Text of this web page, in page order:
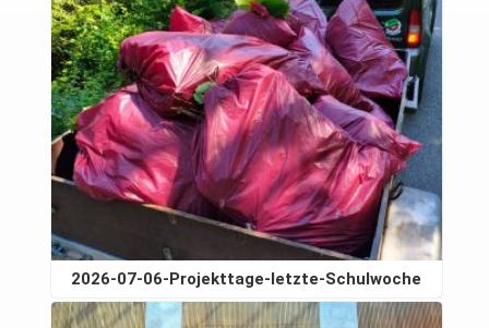
2026-07-06-Projekttage-letzte-Schulwoche